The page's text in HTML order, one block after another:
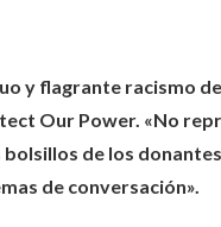
y flagrante racismo
Our Power. «No
de los
de conversación».